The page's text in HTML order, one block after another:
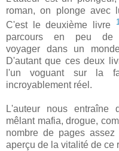
roman, on plonge avec
C'est le deuxième livre
1
parcours en peu
voyager dans un
D'autant que ces deux
l'un voguant sur la
incroyablement réel.
L'auteur nous entraîne
mêlant mafia, drogue,
nombre de pages
aperçu de la vitalité de ce